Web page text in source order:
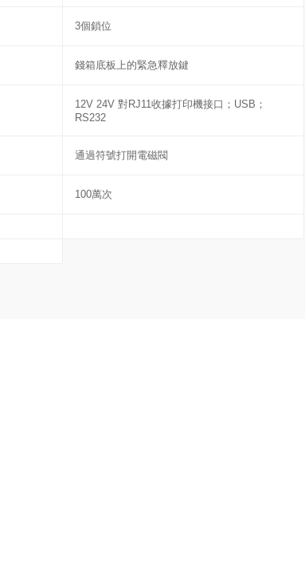
3個鎖位
錢箱底板上的緊急釋放鍵
12V 24V 對RJ11收據打印機接口；USB；
RS232
通過符號打開電磁閥
100萬次